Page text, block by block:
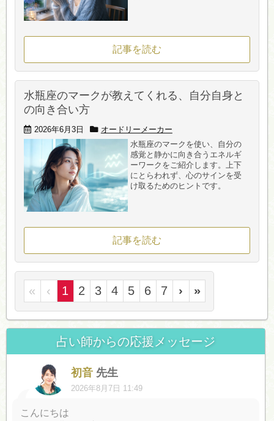
記事を読む
水瓶座のマークが教えてくれる、自分自身と
の向き合い方
2026年6月3日
オードリーメーカー
水瓶座のマークを使い、自分の
感覚と静かに向き合うエネルギ
ーワークをご紹介します。上下
にとらわれず、心のサインを受
け取るためのヒントです。
記事を読む
« ‹ 1 2 3 4 5 6 7 › »
占い師からの応援メッセージ
初音 先生
2026年8月7日 11:49
こんにちは